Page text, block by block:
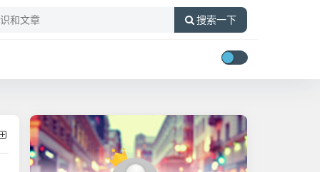
搜索一下